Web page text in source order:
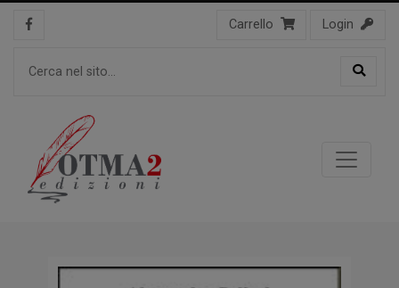
Carrello Login